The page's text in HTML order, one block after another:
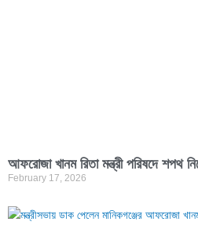
আফরোজা খানম রিতা মন্ত্রী পরিষদে শপথ
February 17, 2026